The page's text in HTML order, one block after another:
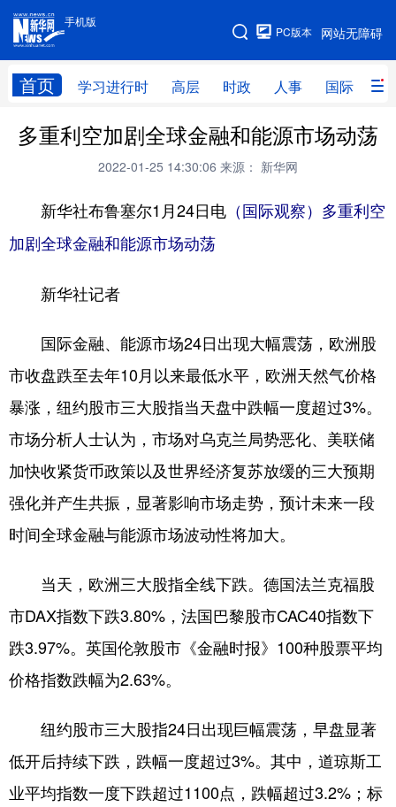
手机版
网站无障碍
PC版本
首页 学习进行时 高层 时政 人事 国际 财
手机版
网站地图
学习进行时 高层 时政 人事
财经 网评
台湾 思客智库 全球连线 教育
科技 科创
法律 中央文件 金融 汽车
学术中国 乡村振兴 银龄 溯源中国
城市 旅游 能源 会展
彩票 娱乐 时尚 悦读
公益 一带一路 亚太网
文化产业
地方频道
北京 天津
辽宁 吉林 上海 江苏
浙江 安徽 福建 江西
山东 河南 湖北 湖南
多重利空加剧全球金融和能源市场动荡
2022-01-25 14:30:06 来源： 新华网
新华社布鲁塞尔1月24日电 （国际观察）多重利空
加剧全球金融和能源市场动荡
新华社记者
国际金融、能源市场24日出现大幅震荡，欧洲股
市收盘跌至去年10月以来最低水平，欧洲天然气价格
暴涨，纽约股市三大股指当天盘中跌幅一度超过3%。
市场分析人士认为，市场对乌克兰局势恶化、美联储
加快收紧货币政策以及世界经济复苏放缓的三大预期
强化并产生共振，显著影响市场走势，预计未来一段
时间全球金融与能源市场波动性将加大。
当天，欧洲三大股指全线下跌。德国法兰克福股
市DAX指数下跌3.80%，法国巴黎股市CAC40指数下
跌3.97%。英国伦敦股市《金融时报》100种股票平均
价格指数跌幅为2.63%。
纽约股市三大股指24日出现巨幅震荡，早盘显著
低开后持续下跌，跌幅一度超过3%。其中，道琼斯工
业平均指数一度下跌超过1100点，跌幅超过3.2%；标